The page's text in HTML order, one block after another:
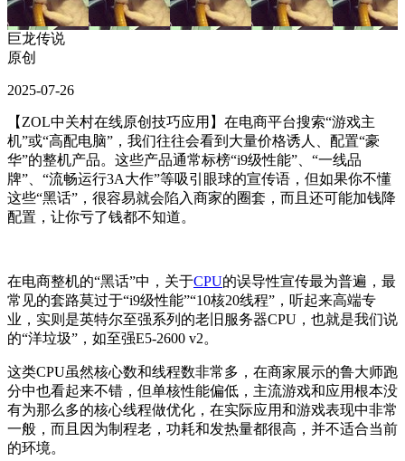
巨龙传说
原创
2025-07-26
【ZOL中关村在线原创技巧应用】 在电商平台搜索“游戏主
机”或“高配电脑”，我们往往会看到大量价格诱人、配置“豪
华”的整机产品。这些产品通常标榜“i9级性能”、“一线品
牌”、“流畅运行3A大作”等吸引眼球的宣传语，但如果你不懂
这些“黑话”，很容易就会陷入商家的圈套，而且还可能加钱降
配置，让你亏了钱都不知道。
在电商整机的“黑话”中，关于CPU的误导性宣传最为普遍，最
常见的套路莫过于“i9级性能”“10核20线程”，听起来高端专
业，实则是英特尔至强系列的老旧服务器CPU，也就是我们说
的“洋垃圾”，如至强E5-2600 v2。
这类CPU虽然核心数和线程数非常多，在商家展示的鲁大师跑
分中也看起来不错，但单核性能偏低，主流游戏和应用根本没
有为那么多的核心线程做优化，在实际应用和游戏表现中非常
一般，而且因为制程老，功耗和发热量都很高，并不适合当前
的环境。